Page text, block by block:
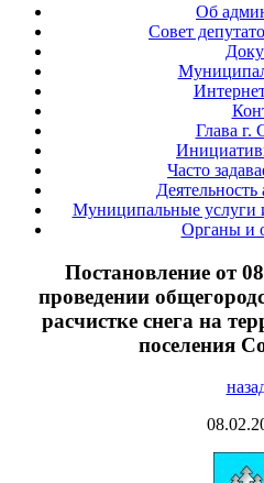
Об
Совет
Глава г.
Часто
Муниципальные услуги
Органы и
Постановление от
проведении
расчистке снега на
поселения